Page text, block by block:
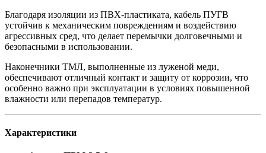
Благодаря изоляции из ПВХ-пластиката, кабель ПУГВ
устойчив к механическим повреждениям и воздействию
агрессивных сред, что делает перемычки долговечными и
безопасными в использовании.
Наконечники ТМЛ, выполненные из луженой меди,
обеспечивают отличный контакт и защиту от коррозии, что
особенно важно при эксплуатации в условиях повышенной
влажности или перепадов температур.
Характеристики